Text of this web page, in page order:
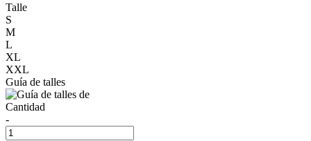
Talle
S
M
L
XL
XXL
Guía de talles
Cantidad
-